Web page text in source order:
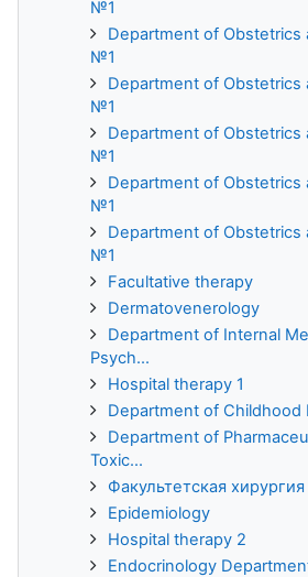
№1
Department of Obstetrics
№1
Department of Obstetrics
№1
Department of Obstetrics
№1
Department of Obstetrics
№1
Department of Obstetrics
№1
Facultative therapy
Dermatovenerology
Department of Internal
Psych...
Hospital therapy 1
Department of Childhood
Department of
Toxic...
Факультетская хирургия
Epidemiology
Hospital therapy 2
Endocrinology